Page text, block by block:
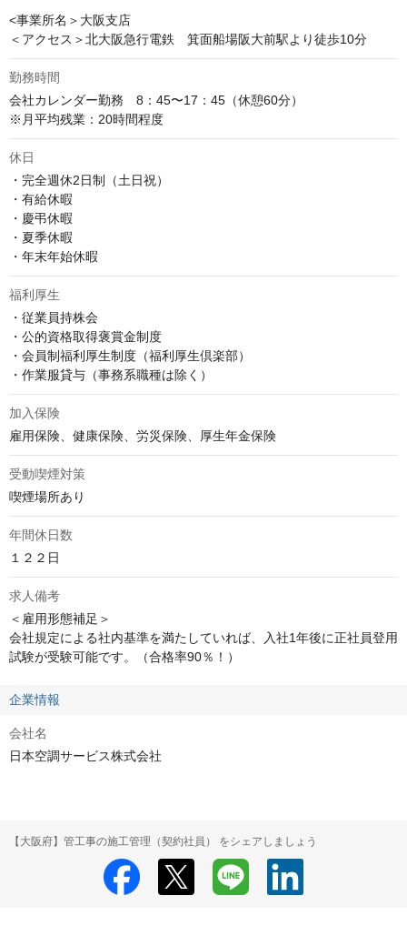
<事業所名＞大阪支店
＜アクセス＞北大阪急行電鉄　箕面船場阪大前駅より徒歩10分
勤務時間
会社カレンダー勤務　8：45〜17：45（休憩60分）
※月平均残業：20時間程度
休日
・完全週休2日制（土日祝）
・有給休暇
・慶弔休暇
・夏季休暇
・年末年始休暇
福利厚生
・従業員持株会
・公的資格取得褒賞金制度
・会員制福利厚生制度（福利厚生倶楽部）
・作業服貸与（事務系職種は除く）
加入保険
雇用保険、健康保険、労災保険、厚生年金保険
受動喫煙対策
喫煙場所あり
年間休日数
１２２日
求人備考
＜雇用形態補足＞
会社規定による社内基準を満たしていれば、入社1年後に正社員登用
試験が受験可能です。（合格率90％！）
企業情報
会社名
日本空調サービス株式会社
【大阪府】管工事の施工管理（契約社員） をシェアしましょう